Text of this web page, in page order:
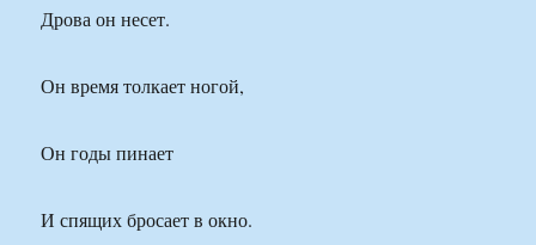
Дрова он несет.
Он время толкает ногой,
Он годы пинает
И спящих бросает в окно.